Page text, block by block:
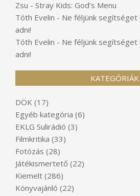
Zsu - Stray Kids: God’s Menu
Tóth Evelin - Ne féljünk
adni!
Tóth Evelin - Ne féljünk
adni!
KATEGÓRIÁK
DÖK (17)
Egyéb kategória (6)
EKLG Sulirádió (3)
Filmkritika (33)
Fotózás (28)
Játékismertető (22)
Kiemelt (286)
Könyvajánló (22)